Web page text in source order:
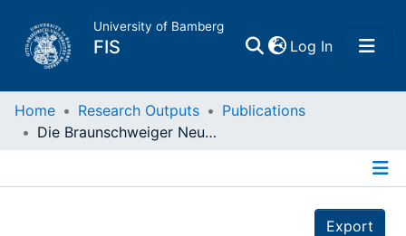
University of Bamberg
FIS Log In(current)
Home
Home Research Outputs
Publications
Die Braunschweiger Neustadt im Mittelalter und in der frühen Neuzeit : archäologische Untersuchungen an der Weberstraße und der Langen Straße 1997 bis 1999
Export